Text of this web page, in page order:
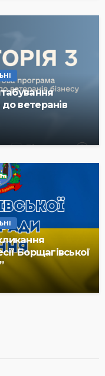
ветеранів
Борщагівської